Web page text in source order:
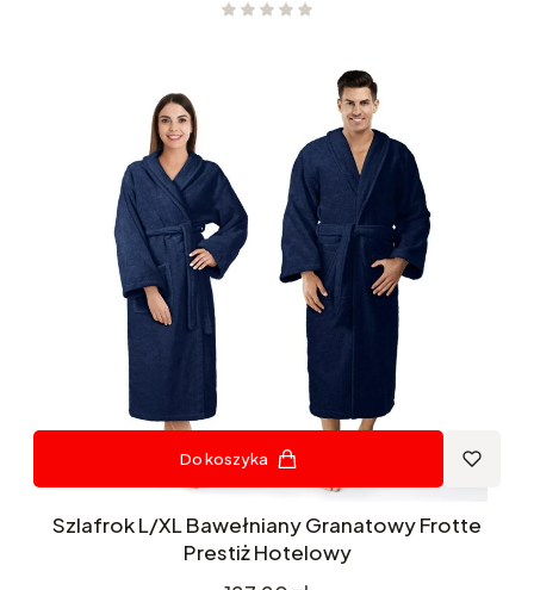
Do koszyka
Szlafrok L/XL Bawełniany Granatowy Frotte
Prestiż Hotelowy